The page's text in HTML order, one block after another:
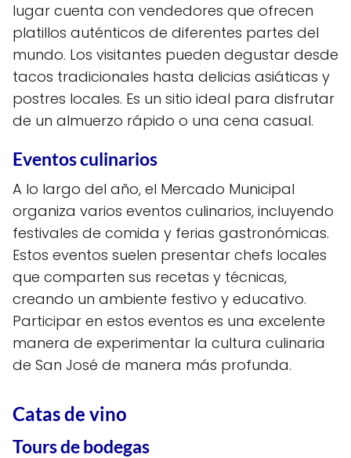
lugar cuenta con vendedores que ofrecen
platillos auténticos de diferentes partes del
mundo. Los visitantes pueden degustar desde
tacos tradicionales hasta delicias asiáticas y
postres locales. Es un sitio ideal para disfrutar
de un almuerzo rápido o una cena casual.
Eventos culinarios
A lo largo del año, el Mercado Municipal
organiza varios eventos culinarios, incluyendo
festivales de comida y ferias gastronómicas.
Estos eventos suelen presentar chefs locales
que comparten sus recetas y técnicas,
creando un ambiente festivo y educativo.
Participar en estos eventos es una excelente
manera de experimentar la cultura culinaria
de San José de manera más profunda.
Catas de vino
Tours de bodegas